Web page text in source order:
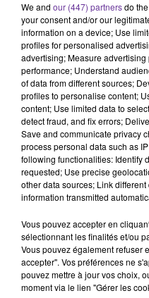
15h55
15h55
SAIIF NABIL
Bent L Balad 2025
15h49
15h49
La
(les
ÉCOUTER
EN CE
We and our (447) partnersdo
your consent and/or our
information on a device; Use
profiles for personalised
advertising; Measure
performance; Understand
of data from different sources;
profiles to personalise content;
content; Use limited data to
detect fraud, and fix errors;
Save and communicate privacy
process personal data such as
following functionalities: Identify
requested; Use precise
other data sources; Link
information transmitted
Vous pouvez accepter en
sélectionnant les finalités et/ou
Vous pouvez également refuser
accepter". Vos préférences ne
pouvez mettre à jour vos choix,
moment via le lien "Gérer les